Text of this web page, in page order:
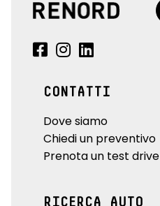
CONTATTI
Dove siamo
Chiedi un preventivo
Prenota un test drive
RICERCA AUTO